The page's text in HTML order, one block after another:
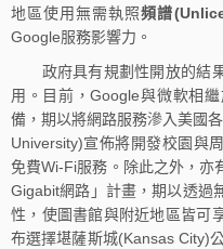
地區使用無需執照頻譜
Google服務影響力。
政府具有規劃性開放的結果
用。目前，Google與微軟相
備，期以將網路服務滲入美國
University)宣佈將開發校園與
免費Wi-Fi服務。除此之外，亦
Gigabit網路」計畫，期以透過
性，使圖書館與附近地區皆可
布選擇堪薩斯城(Kansas City)